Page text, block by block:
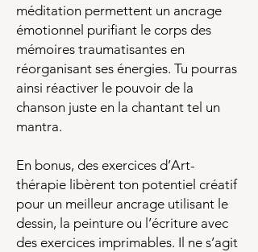
méditation permettent un ancrage
émotionnel purifiant le corps des
mémoires traumatisantes en
réorganisant ses énergies. Tu pourras
ainsi réactiver le pouvoir de la
chanson juste en la chantant tel un
mantra.
En bonus, des exercices d’Art-
thérapie libèrent ton potentiel créatif
pour un meilleur ancrage utilisant le
dessin, la peinture ou l’écriture avec
des exercices imprimables. Il ne s’agit